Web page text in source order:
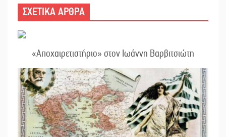
ΣΧΕΤΙΚΑ ΑΡΘΡΑ
«Αποχαιρετιστήριο» στον Ιωάννη Βαρβιτσιώτη